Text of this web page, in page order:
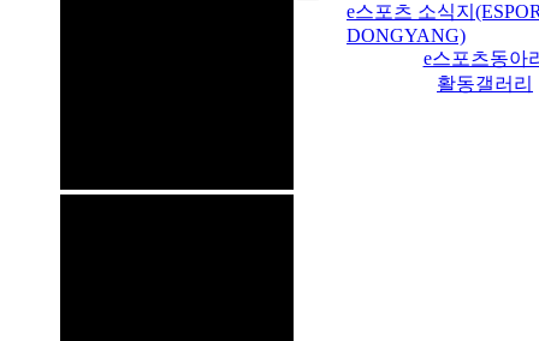
e스포츠 소식지
DONGYANG)
e스포츠동아
활동갤러리